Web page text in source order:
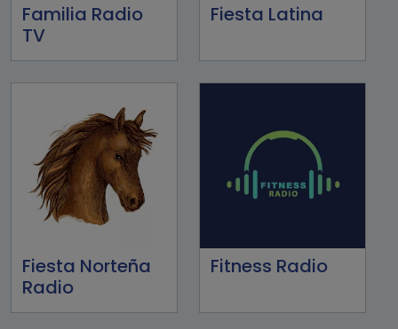
Familia Radio
TV
Fiesta Latina
Fiesta Norteña
Radio
Fitness Radio